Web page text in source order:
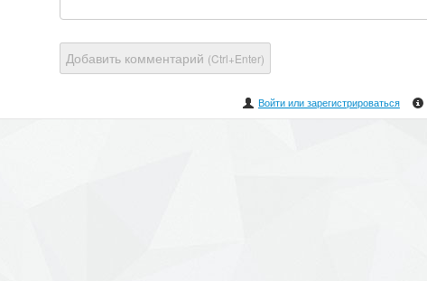
Добавить комментарий (Ctrl+Enter)
Войти или зарегистрироваться